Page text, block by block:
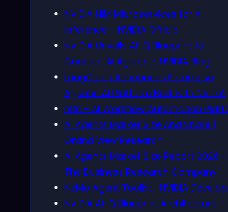
NVIDIA NIM Microservices for AI
Inference – NVIDIA Official
NVIDIA Unveils AI-Q Blueprint to
Connect AI Agents – NVIDIA Blog
LangChain Announces Enterprise
Agentic AI Platform Built with NVIDIA
n8n – AI Workflow Automation
AI Agents Market Size And Share |
Grand View Research
AI Agents Market Size Report 2026 –
The Business Research Company
NeMo Agent Toolkit | NVIDIA
NVIDIA AI-Q Blueprint Architecture